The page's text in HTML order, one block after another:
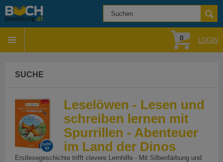
0 LOGIN
SUCHE
Leselöwen - Lesen und
schreiben lernen mit
Spurrillen - Abenteuer
im Land der Dinos
Erstlesegeschichte trifft clevere Lernhilfe - Mit Silbenfärbung und